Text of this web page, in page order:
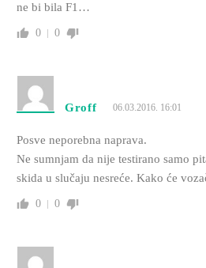
ne bi bila F1…
0 0
Groff 06.03.2016. 16:01
Posve neporebna naprava.
Ne sumnjam da nije testirano samo
skida u slučaju nesreće. Kako će
0 0